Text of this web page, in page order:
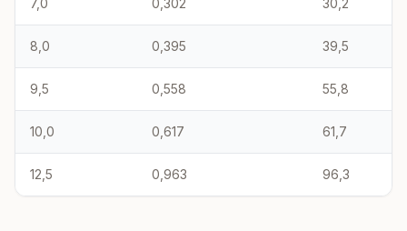
7,0 0,302 30,2
8,0 0,395 39,5
9,5 0,558 55,8
10,0 0,617 61,7
12,5 0,963 96,3